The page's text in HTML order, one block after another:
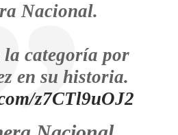
Nacional.
categoría por
en su historia.
z7CTl9uOJ2